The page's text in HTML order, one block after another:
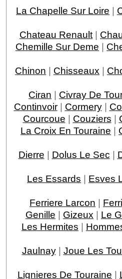
La Chapelle Sur Loire |
Chateau Renault |
Chemille Sur Deme |
Chinon | Chisseaux |
Ciran | Civray De
Continvoir| Cormery|
Courcoue | Couziers |
La Croix En Touraine |
Dierre | Dolus Le Sec |
Les Essards | Esves
Ferriere Larcon |
Genille | Gizeux | Le
Les Hermites |
Jaulnay| Joue Les
Lignieres De Touraine |